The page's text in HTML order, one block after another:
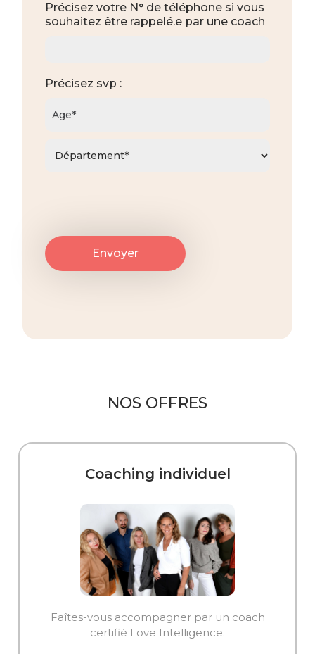
Précisez votre N° de téléphone si vous
souhaitez être rappelé.e par une coach
Précisez svp :
NOS OFFRES
Coaching individuel
Faîtes-vous accompagner par un coach
certifié Love Intelligence.